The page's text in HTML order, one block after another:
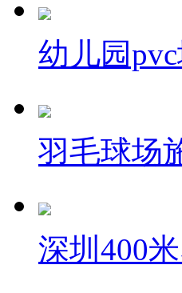
幼儿园
羽毛球场
深圳400